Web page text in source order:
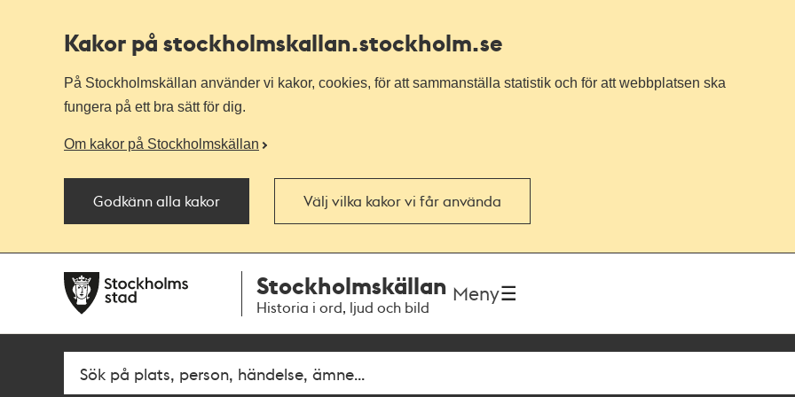
Kakor på stockholmskallan.stockholm.se
På Stockholmskällan använder vi kakor, cookies, för att sammanställa statistik och för att webbplatsen ska
fungera på ett bra sätt för dig.
Om kakor på Stockholmskällan
Godkänn alla kakor Välj vilka kakor vi får använda
navigationen
huvudinnehållet
Stockholmskällan
Historia i ord, ljud och bild
Meny
SökFritextsök